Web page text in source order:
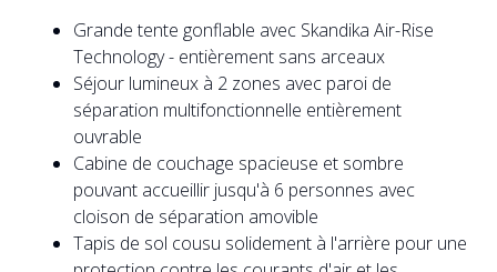
Grande tente gonflable avec Skandika Air-Rise
Technology - entièrement sans arceaux
Séjour lumineux à 2 zones avec paroi de
séparation multifonctionnelle entièrement
ouvrable
Cabine de couchage spacieuse et sombre
pouvant accueillir jusqu'à 6 personnes avec
cloison de séparation amovible
Tapis de sol cousu solidement à l'arrière pour une